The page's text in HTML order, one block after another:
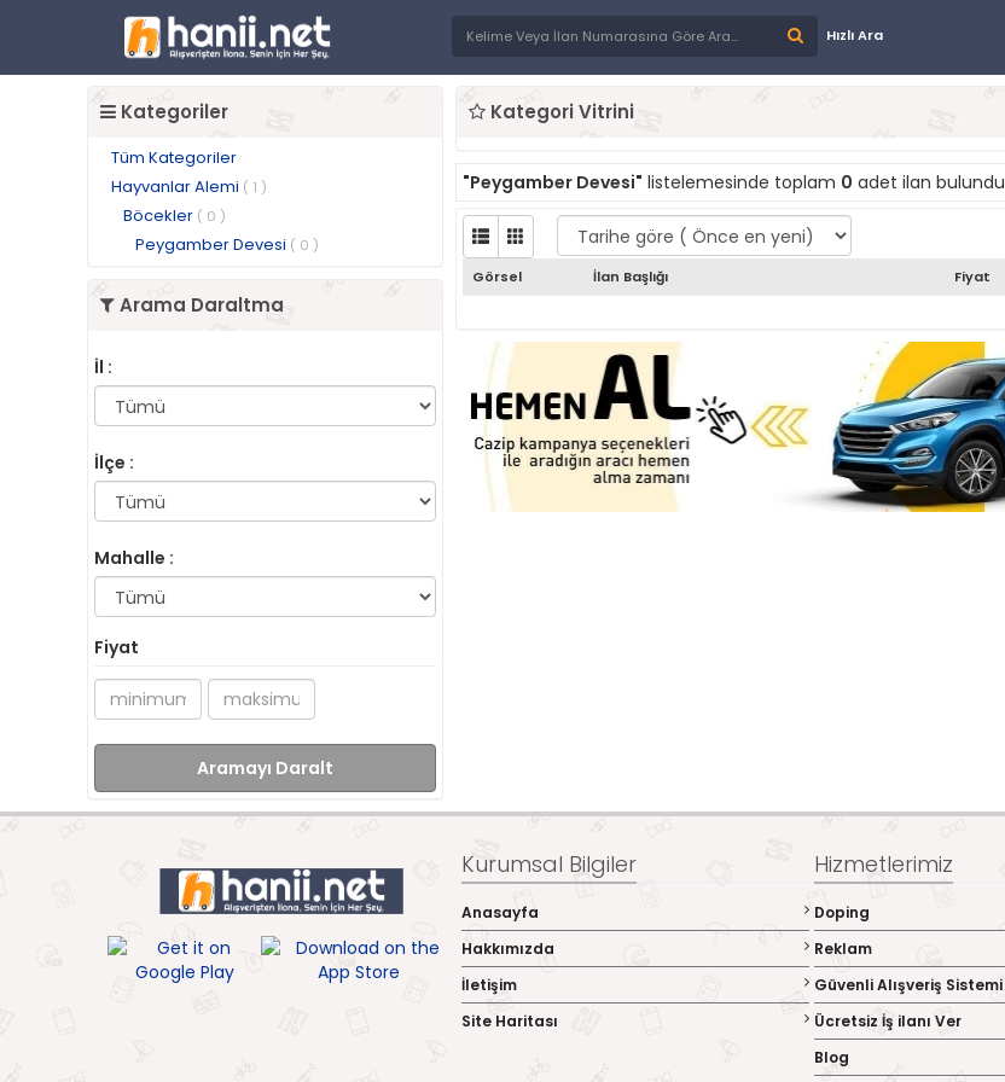
Hızlı Ara
Kategoriler
Tüm Kategoriler
Hayvanlar Alemi ( 1 )
Böcekler ( 0 )
Peygamber Devesi ( 0 )
Arama Daraltma
İl :
İlçe :
Mahalle :
Fiyat
Aramayı Daralt
Kategori Vitrini
"Peygamber Devesi" listelemesinde toplam 0 adet ilan bulundu
Görsel İlan Başlığı Fiyat
Kurumsal Bilgiler
Anasayfa
Hakkımızda
İletişim
Site Haritası
Hizmetlerimiz
Doping
Reklam
Güvenli Alışveriş Sistemi
Ücretsiz İş ilanı Ver
Blog